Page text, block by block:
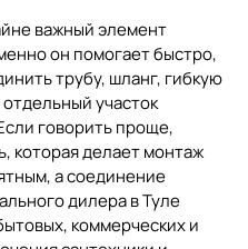
важный элемент
он помогает быстро,
трубу, шланг, гибкую
участок
говорить проще,
которая делает монтаж
а соединение
дилера в Туле
коммерческих и